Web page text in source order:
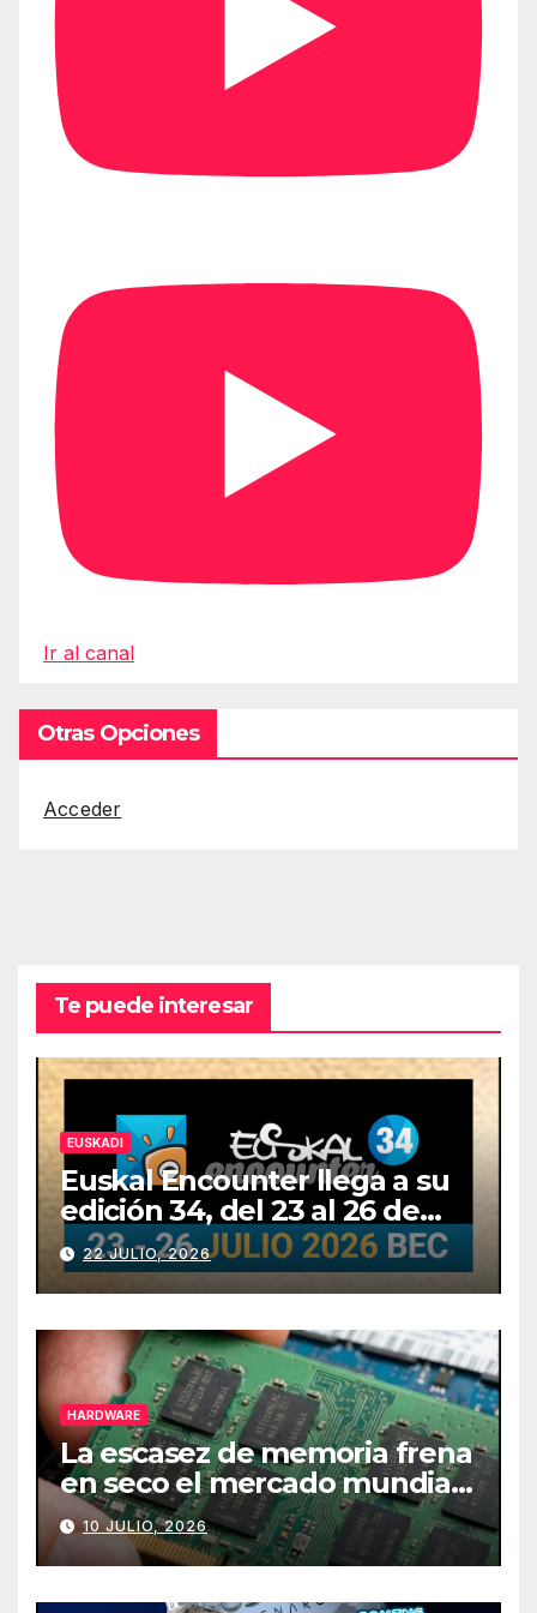
Ir al canal
Otras Opciones
Acceder
Te puede interesar
EUSKADI
Euskal Encounter llega a su
edición 34, del 23 al 26 de
julio
22 JULIO, 2026
HARDWARE
La escasez de memoria frena
en seco el mercado mundial
de PCs
10 JULIO, 2026